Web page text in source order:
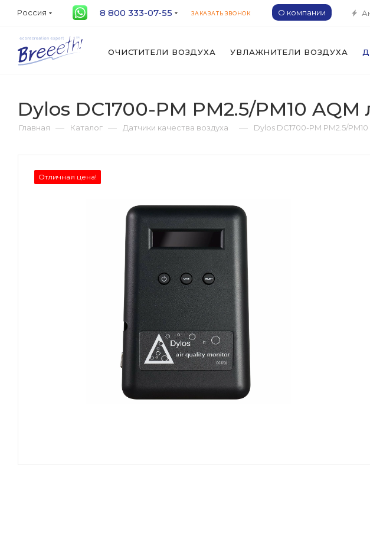
Россия 8 800 333-07-55 ЗАКАЗАТЬ ЗВОНОК О компании
ОЧИСТИТЕЛИ ВОЗДУХА УВЛАЖНИТЕЛИ ВОЗДУХА
Dylos DC1700-PM PM2.5/PM10
Главная — Каталог — Датчики качества воздуха — Dylos DC1700-PM PM2.5/
Отличная цена!